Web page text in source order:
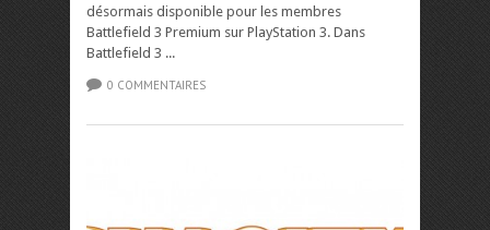
désormais disponible pour les membres
Battlefield 3 Premium sur PlayStation 3. Dans
Battlefield 3 ...
0 COMMENTAIRES